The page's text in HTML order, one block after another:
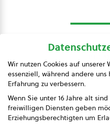
Wir nutzen Cookies auf unserer
essenziell, während andere
Erfahrung zu verbessern.
Wenn Sie unter 16 Jahre alt
freiwilligen Diensten geben
Erziehungsberechtigten um